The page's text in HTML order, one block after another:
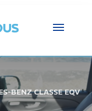
BENZ CLASSE EQV